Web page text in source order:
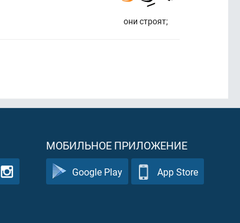
они строят;
МОБИЛЬНОЕ ПРИЛОЖЕНИЕ
Google Play App Store